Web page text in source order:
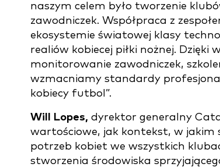
naszym celem było tworzenie
zawodniczek. Współpraca z
ekosystemie światowej klasy
realiów kobiecej piłki nożnej.
monitorowanie zawodniczek,
wzmacniamy standardy
kobiecy futbol”.
Will Lopes, dyrektor generalny
wartościowe, jak kontekst, w jakim
potrzeb kobiet we wszystkich
stworzenia środowiska